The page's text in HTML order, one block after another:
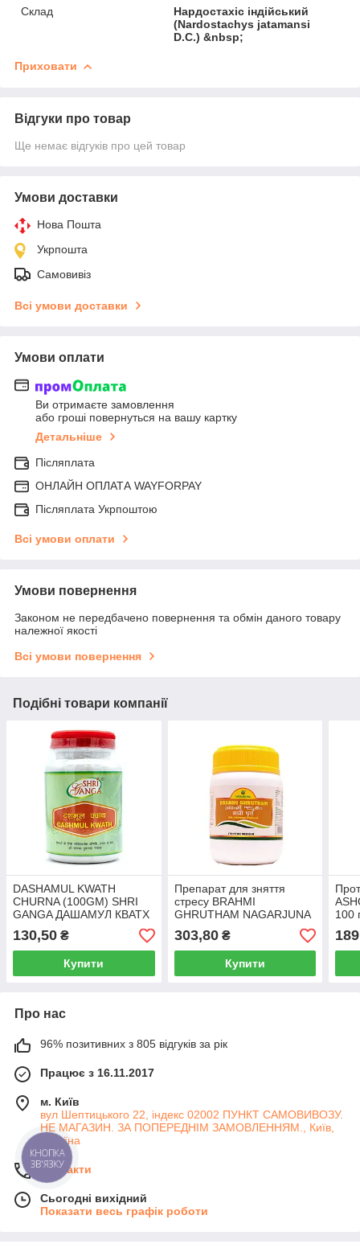
Склад
Нардостахіс індійський
(Nardostachys jatamansi
D.C.) &nbsp;
Приховати
Відгуки про товар
Ще немає відгуків про цей товар
Умови доставки
Нова Пошта
Укрпошта
Самовивіз
Всі умови доставки
Умови оплати
Ви отримаєте замовлення
або гроші повернуться на вашу картку
Детальніше
Післяплата
ОНЛАЙН ОПЛАТА WAYFORPAY
Післяплата Укрпоштою
Всі умови оплати
Умови повернення
Законом не передбачено повернення та обмін даного товару
належної якості
Всі умови повернення
Подібні товари компанії
DASHAMUL KWATH
CHURNA (100GM) SHRI
GANGA ДАШАМУЛ КВАТХ
130,50 ₴
Купити
Препарат для зняття
стресу BRAHMI
GHRUTHAM NAGARJUNA
засіб Брамі Грітам
303,80₴
Купити
100
189
Про нас
96% позитивних з 805 відгуків за рік
Працює з 16.11.2017
м. Київ
вул Шептицького 22, індекс 02002 ПУНКТ САМОВИВОЗУ.
НЕ МАГАЗИН. ЗА ПОПЕРЕДНІМ ЗАМОВЛЕННЯМ., Київ,
Україна
Контакти
Сьогодні вихідний
Показати весь графік роботи
КНОПКА
ЗВ'ЯЗКУ